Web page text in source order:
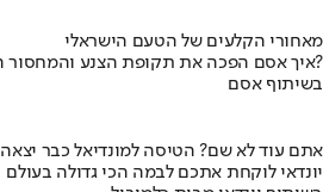
מאחורי הקלעים של הטעם הישראלי
איך אסם הפכה את תקופת הצנע והמחסור הקשה של שנות ה-40 למותג לאומי?
בשיתוף אסם
אתם עוד לא שם? הטיסה למונדיאל כבר יצאה
יונדאי לוקחת אתכם לבמה הכי גדולה בעולם